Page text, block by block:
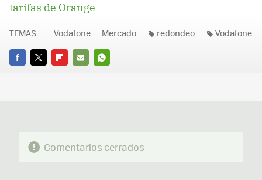
tarifas de Orange
FACEBOOK
TWITTERFLIPBOARD
E-
WHATSAPP
TEMAS Vodafone Mercado redondeo Vodafone
Comentarios cerrados